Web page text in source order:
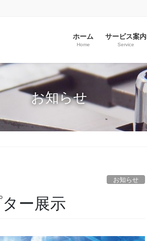
ホーム
Home
サービス案内
Service
お知らせ
お知らせ
ー展示